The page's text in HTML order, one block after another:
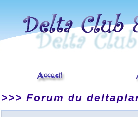
>>> Forum du